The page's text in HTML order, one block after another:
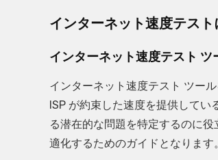
インターネット速度テス
インターネット速度テスト
インターネット速度テスト ツー
ISP が約束した速度を提供してい
る潜在的な問題を特定するのに
適化するためのガイドとなります。